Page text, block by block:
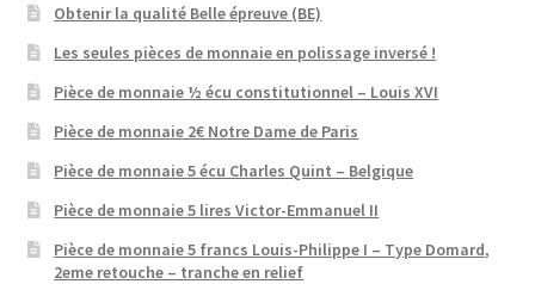
Obtenir la qualité Belle épreuve (BE)
Les seules pièces de monnaie en polissage inversé !
Pièce de monnaie ½ écu constitutionnel – Louis XVI
Pièce de monnaie 2€ Notre Dame de Paris
Pièce de monnaie 5 écu Charles Quint – Belgique
Pièce de monnaie 5 lires Victor-Emmanuel II
Pièce de monnaie 5 francs Louis-Philippe I – Type Domard,
2eme retouche – tranche en relief